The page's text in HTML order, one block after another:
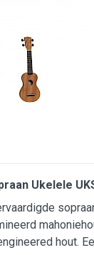
Ukelele
hout.